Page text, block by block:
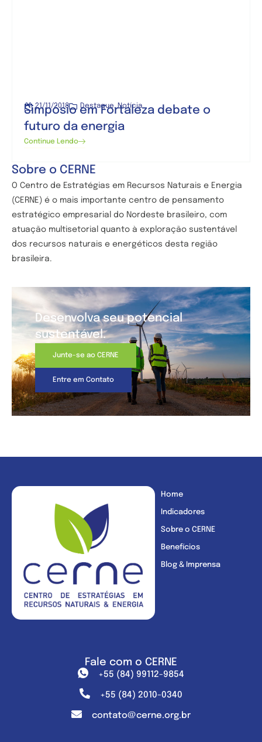
21/11/2018 Destaque,Notícia
Simpósio em Fortaleza debate o
futuro da energia
Continue Lendo
Sobre o CERNE
O Centro de Estratégias em Recursos Naturais e Energia
(CERNE) é o mais importante centro de pensamento
estratégico empresarial do Nordeste brasileiro, com
atuação multisetorial quanto à exploração sustentável
dos recursos naturais e energéticos desta região
brasileira.
Desenvolva seu potencial
sustentável.
Junte-se ao CERNE
Entre em Contato
Home
Indicadores
Sobre o CERNE
Benefícios
Blog & Imprensa
Fale com o CERNE
+55 (84) 99112-9854
+55 (84) 2010-0340
contato@cerne.org.br